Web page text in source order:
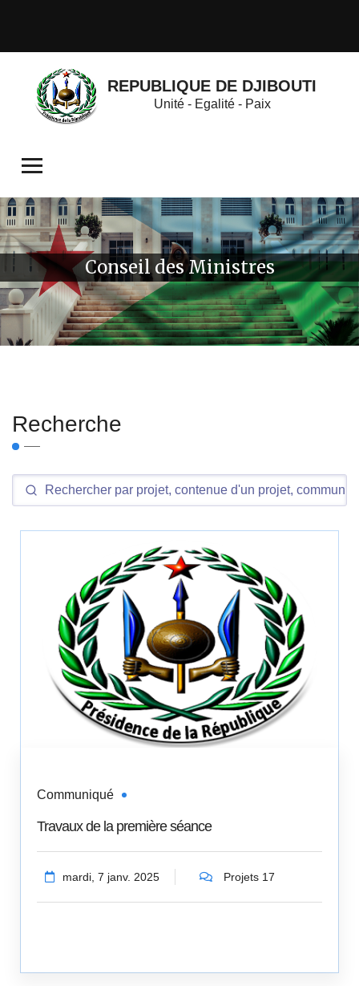
REPUBLIQUE DE DJIBOUTI
Unité - Egalité - Paix
Conseil des Ministres
Recherche
Communiqué
Travaux de la première séance
mardi, 7 janv. 2025 Projets 17